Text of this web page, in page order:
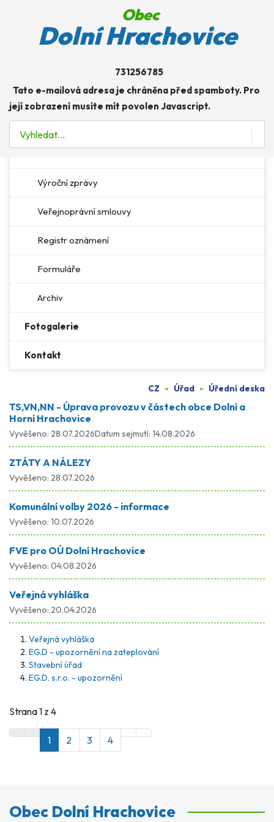
Obec
Dolní Hrachovice
731256785
Tato e-mailová adresa je chráněna před spamboty. Pro
její zobrazení musíte mít povolen Javascript.
Obec
Více o: Úřad
Úřední deska
E-podatelna
Výroční zprávy
Veřejnoprávní smlouvy
Registr oznámení
Formuláře
Archiv
Fotogalerie
Kontakt
CZ Úřad Úřední deska
TS,VN,NN - Úprava provozu v částech obce Dolní a
Horní Hrachovice
Vyvěšeno: 28.07.2026Datum sejmutí: 14.08.2026
ZTÁTY A NÁLEZY
Vyvěšeno: 28.07.2026
Komunální volby 2026 - informace
Vyvěšeno: 10.07.2026
FVE pro OÚ Dolní Hrachovice
Vyvěšeno: 04.08.2026
Veřejná vyhláška
Vyvěšeno: 20.04.2026
Veřejná vyhláška
EG.D - upozornění na zateplování
Stavební úřad
EG.D, s.r.o. - upozornění
Strana 1 z 4
1 2 3 4
Obec Dolní Hrachovice